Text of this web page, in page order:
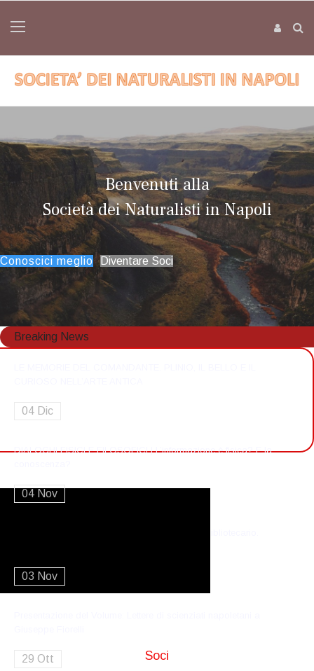
Benvenuti alla
Società dei Naturalisti in Napoli
Conoscici meglio Diventare Soci
Breaking News
04 Dic
DIALOGHI FISICI E FILOSOFICI | L’informazione è fisica? E la
04 Nov
03 Nov
29 Ott Soci